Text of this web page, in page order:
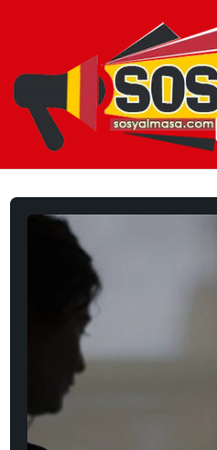
EKONOMI
TEKNOLOJI
SPOR